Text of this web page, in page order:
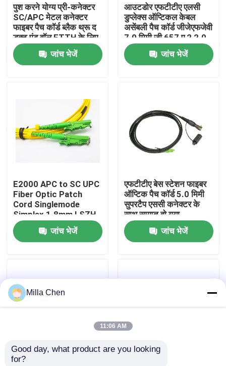
हमारे बारे में
गुणवत्ता नियंत्रण
संपर्क करें
मामलों
एक उद्धरण का अनुरोध करें
फाइबर ऑप्टिक टर्मिनेशन बॉक्स
पुश करने योग्य प्री-कनेक्टर
SC/APC मेटल कनेक्टर
फाइबर पैच कॉर्ड ब्लैक थ्रू द
डक्ट एंड वॉल FTTH के लिए
जांच भेजें
आउटडोर एफटीटीए एलसी
डुप्लेक्स ऑप्टिकल केबल
असेंबली पैच कॉर्ड जीजेएफजेवी
7.0 मिमी जी 657 ए 2 2.0
मिमी
जांच भेजें
E2000 APC to SC UPC
Fiber Optic Patch
Cord Singlemode
Simplex 1.8mm LSZH
Riser Cable
जांच भेजें
एफटीटीए बेस स्टेशन फाइबर
ऑप्टिक पैच कॉर्ड 5.0 मिमी
सुपरटैप एससी कनेक्टर के
साथ समाप्त हो गया
जांच भेजें
LC / APC Fiber Optic
Milla Chen
11:06 AM
Good day, what product are you looking
for?